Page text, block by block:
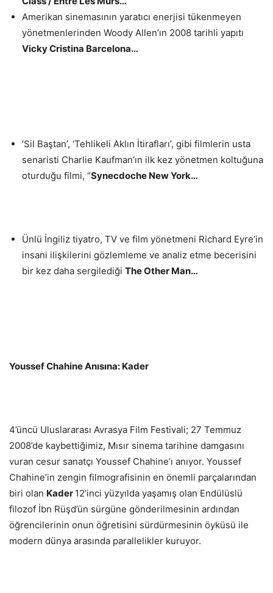
Amerikan sinemasının yaratıcı enerjisi tükenmeyen
yönetmenlerinden Woody Allen’ın 2008 tarihli yapıtı
Vicky Cristina Barcelona…
‘Sil Baştan’, ‘Tehlikeli Aklın İtirafları’, gibi filmlerin usta
senaristi Charlie Kaufman’ın ilk kez yönetmen koltuğuna
oturduğu filmi, “Synecdoche New York…
Ünlü İngiliz tiyatro, TV ve film yönetmeni Richard Eyre’in
insani ilişkilerini gözlemleme ve analiz etme becerisini
bir kez daha sergilediği The Other Man…
Youssef Chahine Anısına: Kader
4’üncü Uluslararası Avrasya Film Festivali; 27 Temmuz
2008’de kaybettiğimiz, Mısır sinema tarihine damgasını
vuran cesur sanatçı Youssef Chahine’ı anıyor. Youssef
Chahine’in zengin filmografisinin en önemli parçalarından
biri olan Kader 12’inci yüzyılda yaşamış olan Endülüslü
filozof İbn Rüşd’ün sürgüne gönderilmesinin ardından
öğrencilerinin onun öğretisini sürdürmesinin öyküsü ile
modern dünya arasında parallelikler kuruyor.